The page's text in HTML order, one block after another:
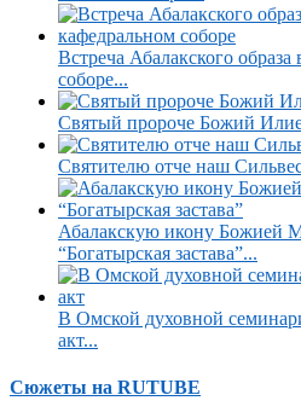
Встреча Абалакского
соборе...
Святый пророче Божий
Святителю отче наш
Абалакскую икону Божией
“Богатырская застава”...
В Омской духовной
акт...
Сюжеты на RUTUBE